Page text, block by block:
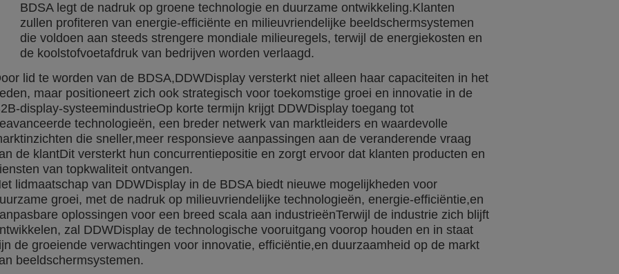
BDSA legt de nadruk op groene technologie en duurzame ontwikkeling.Klanten
zullen profiteren van energie-efficiënte en milieuvriendelijke beeldschermsystemen
die voldoen aan steeds strengere mondiale milieuregels, terwijl de energiekosten en
de koolstofvoetafdruk van bedrijven worden verlaagd.
lid te worden van de BDSA,DDWDisplay versterkt niet alleen haar capaciteiten in het
maar positioneert zich ook strategisch voor toekomstige groei en innovatie in de
display-systeemindustrieOp korte termijn krijgt DDWDisplay toegang tot
technologieën, een breder netwerk van marktleiders en waardevolle
die sneller,meer responsieve aanpassingen aan de veranderende vraag
de klantDit versterkt hun concurrentiepositie en zorgt ervoor dat klanten producten en
van topkwaliteit ontvangen.
lidmaatschap van DDWDisplay in de BDSA biedt nieuwe mogelijkheden voor
groei, met de nadruk op milieuvriendelijke technologieën, energie-efficiëntie,en
oplossingen voor een breed scala aan industrieënTerwijl de industrie zich blijft
zal DDWDisplay de technologische vooruitgang voorop houden en in staat
de groeiende verwachtingen voor innovatie, efficiëntie,en duurzaamheid op de markt
beeldschermsystemen.